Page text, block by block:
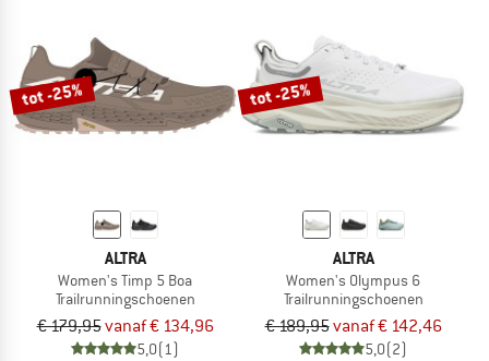
tot -25%
ALTRA
Women's Timp 5 Boa
Trailrunningschoenen
€ 179,95vanaf € 134,96
5,0(1)
tot -25%
ALTRA
Women's Olympus 6
Trailrunningschoenen
€ 189,95vanaf € 142,46
5,0(2)